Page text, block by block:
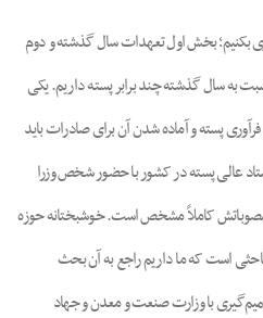
بکنیم؛ بخش اول تعهدات سال گذشته و دوم
به سال گذشته چند برابر پسته داریم. یکی
پسته و آماده شدن آن برای صادرات باید
عالی پسته در کشور با حضور شخص وزرا
مصوباتش کاملاً مشخص است. خوشبختانه حوزه
است که ما داریم راجع به آن بحث
با وزارت صنعت و معدن و جهاد